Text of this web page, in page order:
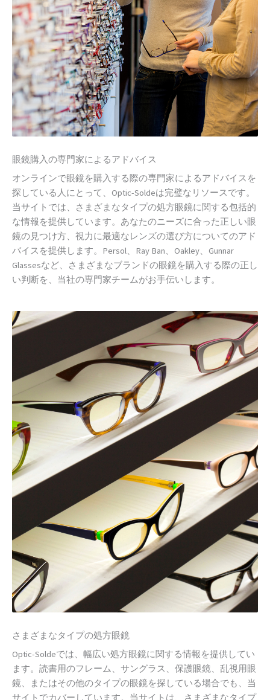
眼鏡購入の専門家によるアドバイス
オンラインで眼鏡を購入する際の専門家によるアドバイスを
探している人にとって、Optic-Soldeは完璧なリソースです。
当サイトでは、さまざまなタイプの処方眼鏡に関する包括的
な情報を提供しています。あなたのニーズに合った正しい眼
鏡の見つけ方、視力に最適なレンズの選び方についてのアド
バイスを提供します。Persol、Ray Ban、Oakley、Gunnar
Glassesなど、さまざまなブランドの眼鏡を購入する際の正し
い判断を、当社の専門家チームがお手伝いします。
さまざまなタイプの処方眼鏡
Optic-Soldeでは、幅広い処方眼鏡に関する情報を提供してい
ます。読書用のフレーム、サングラス、保護眼鏡、乱視用眼
鏡、またはその他のタイプの眼鏡を探している場合でも、当
サイトでカバーしています。当サイトは、さまざまなタイプ